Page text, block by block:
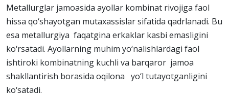
Metallurglar jamoasida ayollar kombinat rivojiga faol
hissa qo‘shayotgan mutaxassislar sifatida qadrlanadi. Bu
esa metallurgiya faqatgina erkaklar kasbi emasligini
ko‘rsatadi. Ayollarning muhim yo‘nalishlardagi faol
ishtiroki kombinatning kuchli va barqaror jamoa
shakllantirish borasida oqilona yo‘l tutayotganligini
ko‘satadi.